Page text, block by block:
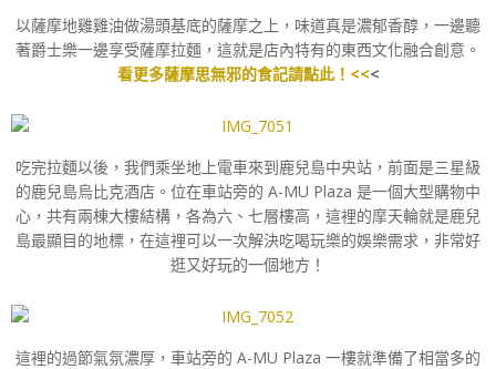
以薩摩地雞雞油做湯頭基底的薩摩之上，味道真是濃郁香醇，一邊聽
著爵士樂一邊享受薩摩拉麵，這就是店內特有的東西文化融合創意。
看更多薩摩思無邪的食記請點此！<<<
吃完拉麵以後，我們乘坐地上電車來到鹿兒島中央站，前面是三星級
的鹿兒島烏比克酒店。位在車站旁的 A-MU Plaza 是一個大型購物中
心，共有兩棟大樓結構，各為六、七層樓高，這裡的摩天輪就是鹿兒
島最顯目的地標，在這裡可以一次解決吃喝玩樂的娛樂需求，非常好
逛又好玩的一個地方！
這裡的過節氣氛濃厚，車站旁的 A-MU Plaza 一樓就準備了相當多的